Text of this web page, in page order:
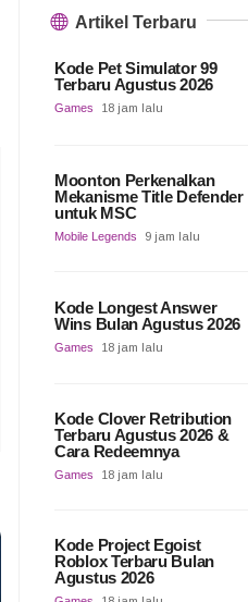
Artikel Terbaru
Kode Pet Simulator 99
Terbaru Agustus 2026
Games 18 jam lalu
Moonton Perkenalkan
Mekanisme Title Defender
untuk MSC
Mobile Legends 9 jam lalu
Kode Longest Answer
Wins Bulan Agustus 2026
Games 18 jam lalu
Kode Clover Retribution
Terbaru Agustus 2026 &
Cara Redeemnya
Games 18 jam lalu
Kode Project Egoist
Roblox Terbaru Bulan
Agustus 2026